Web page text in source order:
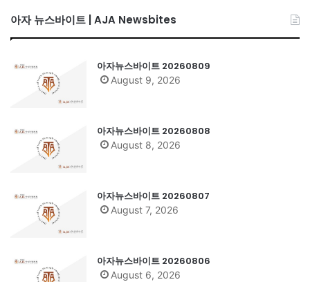
아자 뉴스바이트 | AJA Newsbites
아자뉴스바이트 20260809
August 9, 2026
아자뉴스바이트 20260808
August 8, 2026
아자뉴스바이트 20260807
August 7, 2026
아자뉴스바이트 20260806
August 6, 2026